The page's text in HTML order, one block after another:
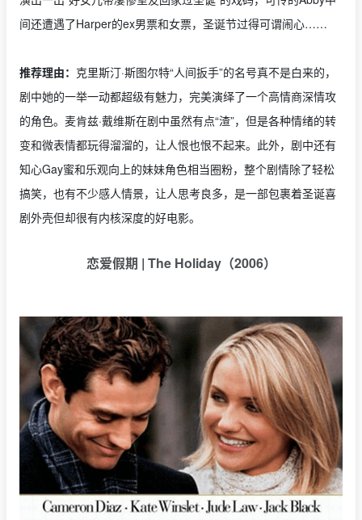
间还遭遇了Harper的ex男票和女票，圣诞节过得可谓闹心……
推荐理由： 克里斯汀·斯图尔特“人间扳手”的名号真不是白来的，
剧中她的一举一动都超级有魅力，完美演绎了一个高情商深情攻
的角色。麦肯兹·戴维斯在剧中虽然有点“渣”，但是各种情绪的转
变和微表情都玩得溜溜的，让人恨也恨不起来。此外，剧中还有
知心Gay蜜和乐观向上的妹妹角色相当圈粉，整个剧情除了轻松
搞笑，也有不少感人情景，让人思考良多，是一部包裹着圣诞喜
剧外壳但却很有内核深度的好电影。
恋爱假期 | The Holiday（2006）